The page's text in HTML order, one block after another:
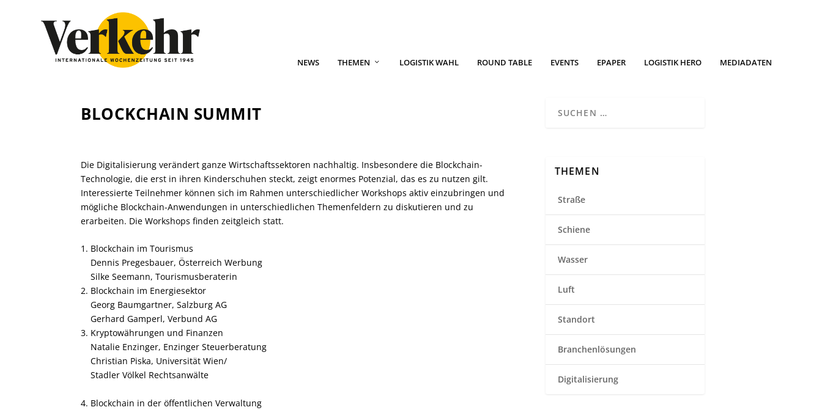
NEWS THEMEN LOGISTIK WAHL ROUND TABLE EVENTS EPAPER LOGISTIK HERO MEDIADATEN
BLOCKCHAIN SUMMIT
Die Digitalisierung verändert ganze Wirtschaftssektoren nachhaltig. Insbesondere die Blockchain-
Technologie, die erst in ihren Kinderschuhen steckt, zeigt enormes Potenzial, das es zu nutzen gilt.
Interessierte Teilnehmer können sich im Rahmen unterschiedlicher Workshops aktiv einzubringen und
mögliche Blockchain-Anwendungen in unterschiedlichen Themenfeldern zu diskutieren und zu
erarbeiten. Die Workshops finden zeitgleich statt.
1. Blockchain im Tourismus
Dennis Pregesbauer, Österreich Werbung
Silke Seemann, Tourismusberaterin
2. Blockchain im Energiesektor
Georg Baumgartner, Salzburg AG
Gerhard Gamperl, Verbund AG
3. Kryptowährungen und Finanzen
Natalie Enzinger, Enzinger Steuerberatung
Christian Piska, Universität Wien/
Stadler Völkel Rechtsanwälte
4. Blockchain in der öffentlichen Verwaltung
THEMEN
Straße
Schiene
Wasser
Luft
Standort
Branchenlösungen
Digitalisierung